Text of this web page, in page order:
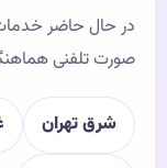
در حال حاضر
صورت تلفنی
شرق تهران